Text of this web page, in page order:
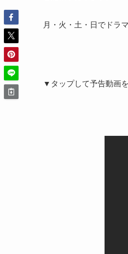
月・火・土・日でドラ
▼タップして予告動画